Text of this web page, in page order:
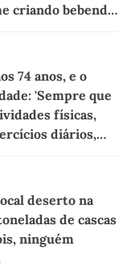
criando bebendo
74 anos, e o
'Sempre que
físicas,
diários,
deserto na
de cascas
ninguém